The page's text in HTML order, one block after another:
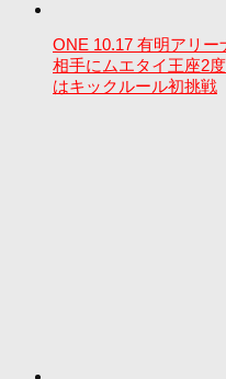
ONE 10.17 有明アリ
相手にムエタイ王座2
はキックルール初挑戦